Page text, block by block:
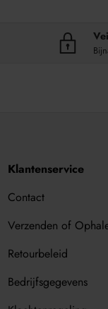
Klantenservice
Contact
Verzenden of
Retourbeleid
Bedrijfsgegevens